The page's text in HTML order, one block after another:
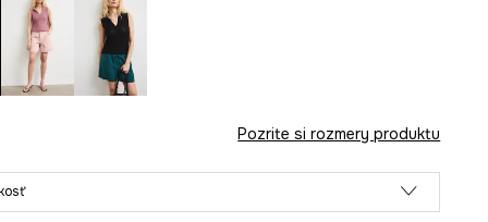
Pozrite si rozmery produktu